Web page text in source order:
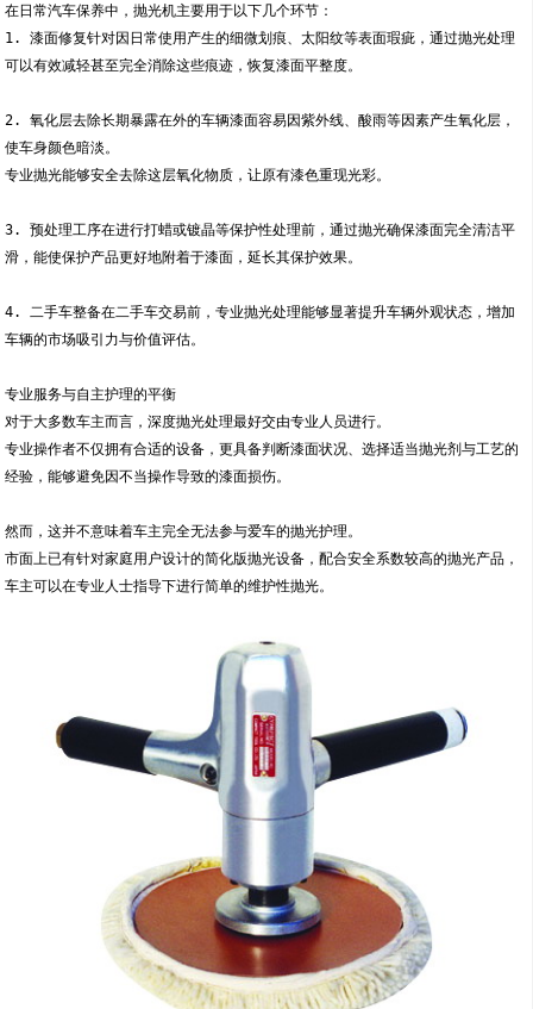
在日常汽车保养中，抛光机主要用于以下几个环节：
1. 漆面修复针对因日常使用产生的细微划痕、太阳纹等表面瑕疵，通过抛光处理
可以有效减轻甚至完全消除这些痕迹，恢复漆面平整度。
2. 氧化层去除长期暴露在外的车辆漆面容易因紫外线、酸雨等因素产生氧化层，
使车身颜色暗淡。
专业抛光能够安全去除这层氧化物质，让原有漆色重现光彩。
3. 预处理工序在进行打蜡或镀晶等保护性处理前，通过抛光确保漆面完全清洁平
滑，能使保护产品更好地附着于漆面，延长其保护效果。
4. 二手车整备在二手车交易前，专业抛光处理能够显著提升车辆外观状态，增加
车辆的市场吸引力与价值评估。
专业服务与自主护理的平衡
对于大多数车主而言，深度抛光处理最好交由专业人员进行。
专业操作者不仅拥有合适的设备，更具备判断漆面状况、选择适当抛光剂与工艺的
经验，能够避免因不当操作导致的漆面损伤。
然而，这并不意味着车主完全无法参与爱车的抛光护理。
市面上已有针对家庭用户设计的简化版抛光设备，配合安全系数较高的抛光产品，
车主可以在专业人士指导下进行简单的维护性抛光。